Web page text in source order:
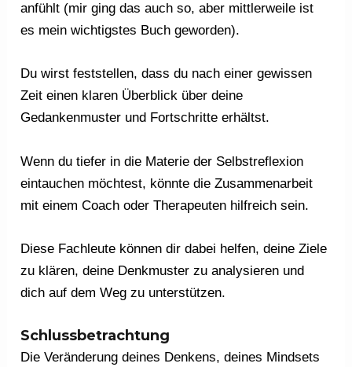
anfühlt (mir ging das auch so, aber mittlerweile ist
es mein wichtigstes Buch geworden).
Du wirst feststellen, dass du nach einer gewissen
Zeit einen klaren Überblick über deine
Gedankenmuster und Fortschritte erhältst.
Wenn du tiefer in die Materie der Selbstreflexion
eintauchen möchtest, könnte die Zusammenarbeit
mit einem Coach oder Therapeuten hilfreich sein.
Diese Fachleute können dir dabei helfen, deine Ziele
zu klären, deine Denkmuster zu analysieren und
dich auf dem Weg zu unterstützen.
Schlussbetrachtung
Die Veränderung deines Denkens, deines Mindsets